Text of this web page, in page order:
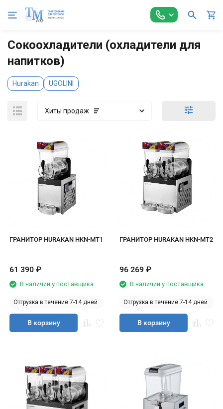
Главная Оборудование для Общепита Барное оборудование
Сокоохладители (охладители для
напитков)
Hurakan UGOLINI
Хиты продаж
ГРАНИТОР HURAKAN HKN-MT1
61 390 ₽
В наличии у поставщика
Отгрузка в течение 7-14 дней
В корзину
ГРАНИТОР HURAKAN HKN-MT2
96 269 ₽
В наличии у поставщика
Отгрузка в течение 7-14 дней
В корзину